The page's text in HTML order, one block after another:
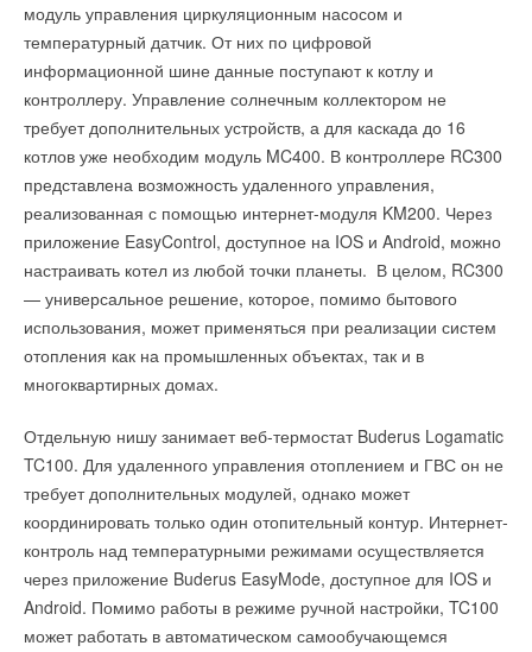
модуль управления циркуляционным насосом и
температурный датчик. От них по цифровой
информационной шине данные поступают к котлу и
контроллеру. Управление солнечным коллектором не
требует дополнительных устройств, а для каскада до 16
котлов уже необходим модуль MC400. В контроллере RC300
представлена возможность удаленного управления,
реализованная с помощью интернет-модуля KM200. Через
приложение EasyControl, доступное на IOS и Android, можно
настраивать котел из любой точки планеты. В целом, RC300
— универсальное решение, которое, помимо бытового
использования, может применяться при реализации систем
отопления как на промышленных объектах, так и в
многоквартирных домах.
Отдельную нишу занимает веб-термостат Buderus Logamatic
TC100. Для удаленного управления отоплением и ГВС он не
требует дополнительных модулей, однако может
координировать только один отопительный контур. Интернет-
контроль над температурными режимами осуществляется
через приложение Buderus EasyMode, доступное для IOS и
Android. Помимо работы в режиме ручной настройки, TC100
может работать в автоматическом самообучающемся
Читайте по теме:
→
Viessmann вывела на рынок тепловой насос Vitocal 200-
A
→
В Московской области локализуют производство
настенных газовых котлов
→
От проблемы к решению: как один проект изменил
эффективность промышленной котельной
НОВОСТИ СОК 1 ИЮНЯ 2026
→
Гермес представил новинку - бойлеры косвенного
нагрева Aquamax W/WE
НОВОСТИ СОК 15 МАЯ 2026
→
Третий ежегодный «Кубок сварки Гермес» для молодых
профессионалов
НОВОСТИ СОК 24 МАРТА 2026
→
Исследование эффективности работы турбированного
→ Шкафы управления для паровых котлов от «Гермес»
НОВОСТИ СОК 31 ОКТЯБРЯ 2025
→
Открытие второго производственного цеха Гермес-
Липецк
НОВОСТИ СОК 31 ОКТЯБРЯ 2025
Альянц Арена футбольного клуба Бавария
НОВОСТИ СОК 27 ОКТЯБРЯ 2025
→ Второй ежегодный «Кубок сварки Гермес»
НОВОСТИ СОК 4 АПРЕЛЯ 2025
→
водорода
→
Siemens Energy начала реструктуризацию бизнеса в
России
→
Немецкий концерн Siemens заявил об уходе с
российского рынка
→
На здании штаб-квартиры Сименс установили
солнечные батареи мощностью 5,4 кВт
→ BAXI EXPO и Партнеры
НОВОСТИ СОК 11 ИЮНЯ 2021
Siemens уходит с рынка домашних накопителей энергии
НОВОСТИ СОК 14 ИЮЛЯ 2020
→
«Сименс АГ» объявил результаты второго квартала
НОВОСТИ СОК 22 МАЯ 2020
→
Grundfos и Siemens подписали соглашение о
Уведомления отключены
Комментарии